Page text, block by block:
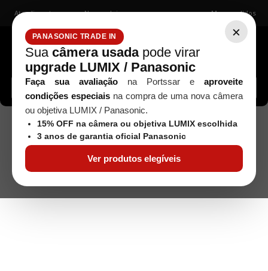
×
PANASONIC TRADE IN
Sua câmera usadapode virar
upgrade LUMIX / Panasonic
Faça sua avaliação na Portssar e aproveite
condições especiaisna compra de uma nova câmera
ou objetiva LUMIX / Panasonic.
15% OFF na câmera ou objetiva LUMIX escolhida
3 anos de garantia oficial Panasonic
Ver produtos elegíveis
Atendimento Nossas lojas Meus pedidos
Buscar câmeras, lentes, acessórios...